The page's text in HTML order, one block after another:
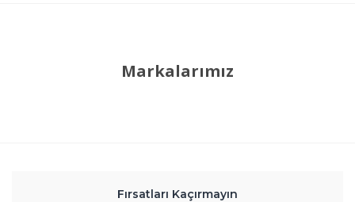
Markalarımız
Fırsatları Kaçırmayın